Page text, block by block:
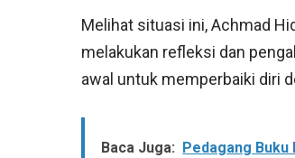
Melihat situasi ini, Achmad
melakukan refleksi dan
awal untuk memperbaiki diri
Baca Juga: Pedagang